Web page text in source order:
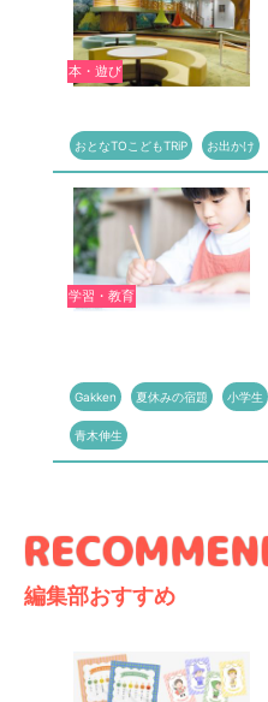
本・遊び
おとなTOこどもTRiP お出かけ
学習・教育
Gakken 夏休みの宿題 小学生
青木伸生
編集部おすすめ